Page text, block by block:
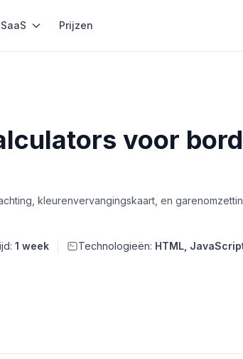
SaaS Prijzen
voor
kleurenvervangingskaart, en
1 week Technologieën: HTML,